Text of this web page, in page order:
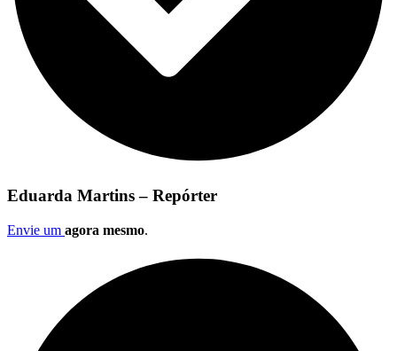
Eduarda Martins – Repórter
Envie um agora mesmo.